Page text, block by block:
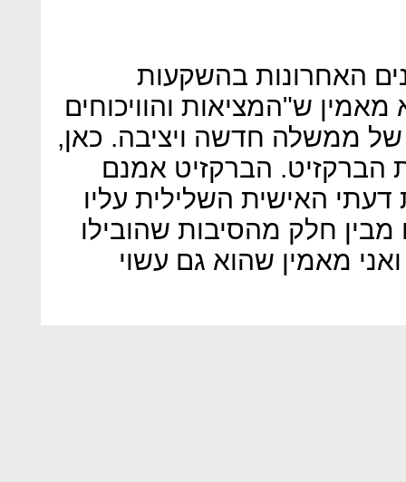
האחרונות בהשקעות
ש"המציאות והוויכוחים
ממשלה חדשה ויציבה. כאן,
הברקזיט. הברקזיט אמנם
האישית השלילית עליו
חלק מהסיבות שהובילו
מאמין שהוא גם עשוי